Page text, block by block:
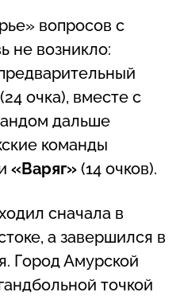
вопросов с
не возникло:
очка), вместе с
дальше
команды
«Варяг» (14 очков).
сначала в
а завершился в
Город Амурской
точкой